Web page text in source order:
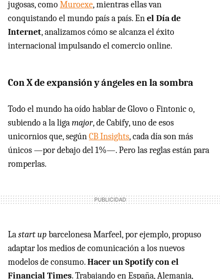
jugosas, comoMuroexe, mientras ellas van
conquistando el mundo país a país. Enel Día de
Internet, analizamos cómo se alcanza el éxito
internacional impulsando el comercio online.
Con X de expansión y ángeles en la sombra
Todo el mundo ha oído hablar de Glovo o Fintonic o,
subiendo a la ligamajor, de Cabify, uno de esos
unicornios que, segúnCB Insights, cada día son más
únicos —por debajo del 1%—. Pero las reglas están para
romperlas.
Lastart upbarcelonesa Marfeel, por ejemplo, propuso
adaptar los medios de comunicación a los nuevos
modelos de consumo.Hacer un Spotify con el
Financial Times. Trabajando en España, Alemania,